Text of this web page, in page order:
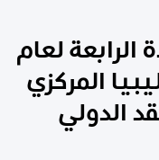
الرابعة لعام
المركزي
الدولي